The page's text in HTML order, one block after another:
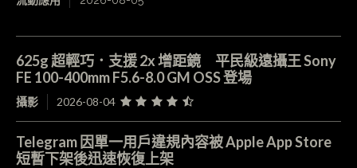
625g 超輕巧．支援 2x 增距鏡 平民級遠攝王 Sony
FE 100-400mm F5.6-8.0 GM OSS 登場
攝影 2026-08-04
Telegram 因單一用戶違規內容被 Apple App Store
短暫下架後迅速恢復上架